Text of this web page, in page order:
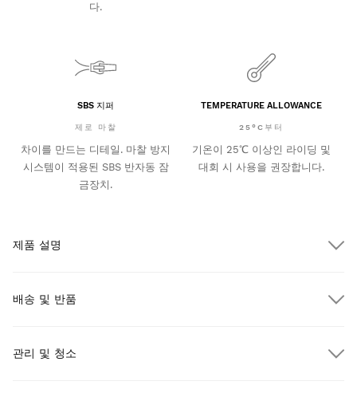
다.
SBS 지퍼
제로 마찰
차이를 만드는 디테일. 마찰 방지
시스템이 적용된 SBS 반자동 잠
금장치.
TEMPERATURE ALLOWANCE
25°C부터
기온이 25℃ 이상인 라이딩 및
대회 시 사용을 권장합니다.
제품 설명
배송 및 반품
관리 및 청소